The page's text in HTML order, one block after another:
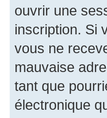
ouvrir une
inscription. Si
vous ne
mauvaise
tant que
électronique